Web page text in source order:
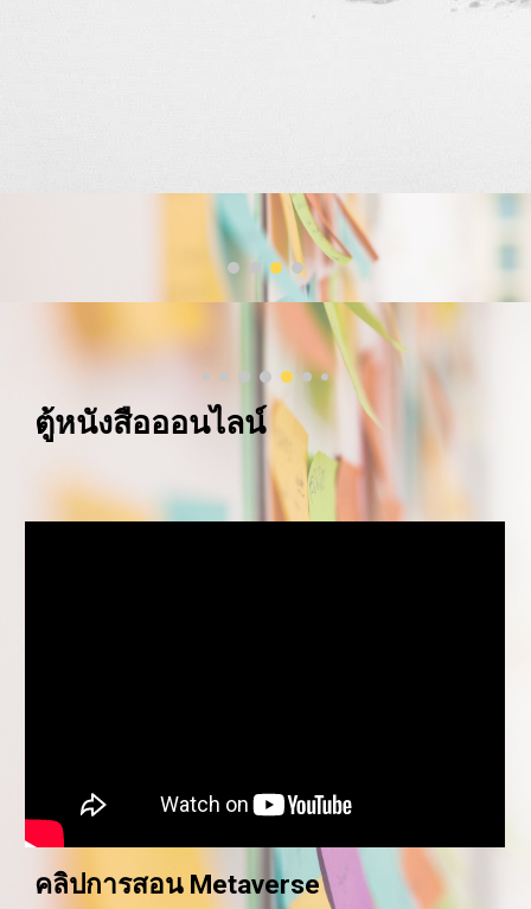
ตู้หนังสือออนไลน์
คลิปการสอน Metaverse